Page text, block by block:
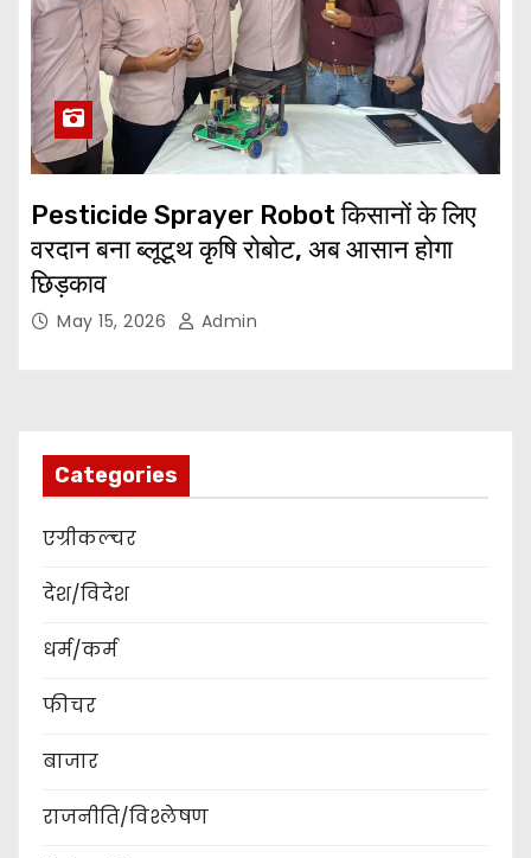
Pesticide Sprayer Robot किसानों के लिए
वरदान बना ब्लूटूथ कृषि रोबोट, अब आसान होगा
छिड़काव
May 15, 2026 Admin
Categories
एग्रीकल्चर
देश/विदेश
धर्म/कर्म
फीचर
बाजार
राजनीति/विश्लेषण